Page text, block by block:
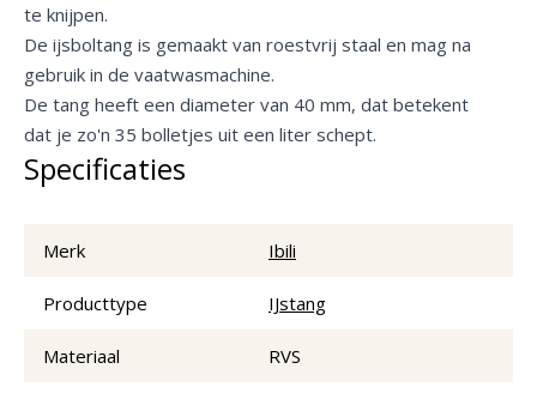
te knijpen.
De ijsboltang is gemaakt van roestvrij staal en mag na
gebruik in de vaatwasmachine.
De tang heeft een diameter van 40 mm, dat betekent
dat je zo'n 35 bolletjes uit een liter schept.
Specificaties
Merk Ibili
Producttype IJstang
Materiaal RVS